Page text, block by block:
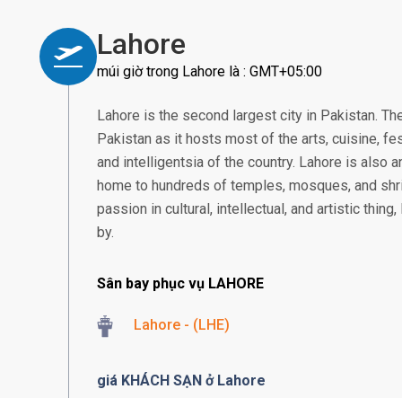
Lahore
múi giờ trong Lahore là : GMT+05:00
Lahore is the second largest city in Pakistan.
Pakistan as it hosts most of the arts, cuisine,
and intelligentsia of the country. Lahore is also
home to hundreds of temples, mosques, and
passion in cultural, intellectual, and artistic
by.
Sân bay phục vụ LAHORE
Lahore - (LHE)
giá KHÁCH SẠN ở Lahore